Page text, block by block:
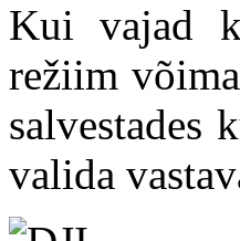
Kui vajad
režiim
salvestades
valida